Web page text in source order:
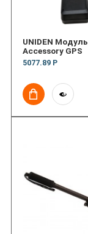
UNIDEN Модуль
Accessory GPS
5077.89 Р